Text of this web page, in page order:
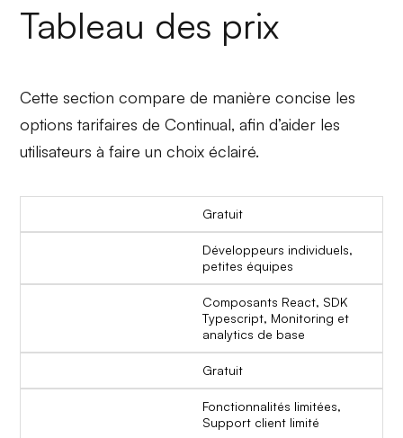
Tableau des prix
Cette section compare de manière concise les
options tarifaires de Continual, afin d’aider les
utilisateurs à faire un choix éclairé.
Gratuit
Développeurs individuels,
petites équipes
Composants React, SDK
Typescript, Monitoring et
analytics de base
Gratuit
Fonctionnalités limitées,
Support client limité